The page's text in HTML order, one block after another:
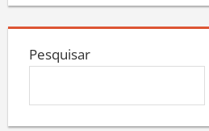
Pesquisar